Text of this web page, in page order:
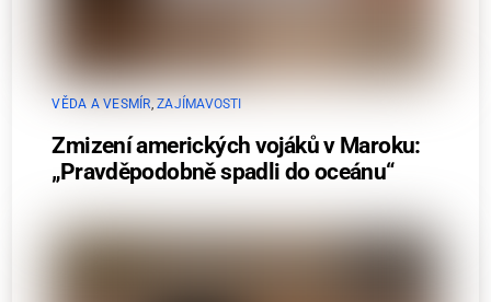
VĚDA A VESMÍR ,ZAJÍMAVOSTI
Zmizení amerických vojáků v Maroku:
„Pravděpodobně spadli do oceánu“